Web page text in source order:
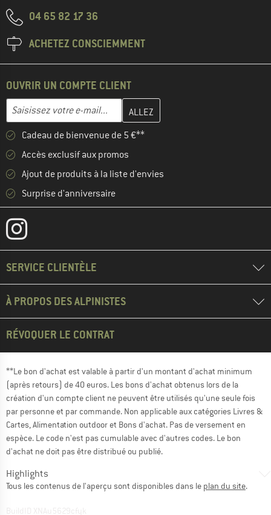
04 65 82 17 36
ACHETEZ CONSCIEMMENT
OUVRIR UN COMPTE CLIENT
Adresse e-mail
Entrez votre adresse e-mail ici et créez votre compte client à la
Cadeau de bienvenue de 5 €**
Accès exclusif aux promos
Ajout de produits à la liste d'envies
Surprise d'anniversaire
SERVICE CLIENTÈLE
À PROPOS DES ALPINISTES
RÉVOQUER LE CONTRAT
**Le bon d'achat est valable à partir d'un montant d'achat minimum
(après retours) de 40 euros. Les bons d'achat obtenus lors de la
création d'un compte client ne peuvent être utilisés qu'une seule fois
par personne et par commande. Non applicable aux catégories Livres &
Cartes, Alimentation outdoor et Bons d'achat. Pas de versement en
espèce. Le code n'est pas cumulable avec d'autres codes. Le bon
d'achat ne doit pas être distribué ou publié.
Highlights
Tous les contenus de l'aperçu sont disponibles dans le plan du site.